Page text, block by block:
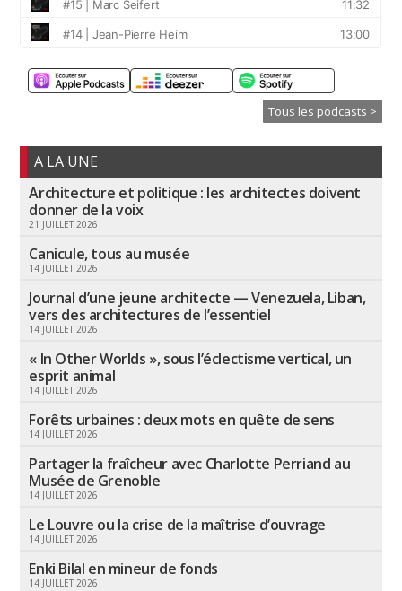
Tous les podcasts >
A LA UNE
Architecture et politique : les architectes doivent
donner de la voix
21 JUILLET 2026
Canicule, tous au musée
14 JUILLET 2026
Journal d’une jeune architecte — Venezuela, Liban,
vers des architectures de l’essentiel
14 JUILLET 2026
« In Other Worlds », sous l’éclectisme vertical, un
esprit animal
14 JUILLET 2026
Forêts urbaines : deux mots en quête de sens
14 JUILLET 2026
Partager la fraîcheur avec Charlotte Perriand au
Musée de Grenoble
14 JUILLET 2026
Le Louvre ou la crise de la maîtrise d’ouvrage
14 JUILLET 2026
Enki Bilal en mineur de fonds
14 JUILLET 2026